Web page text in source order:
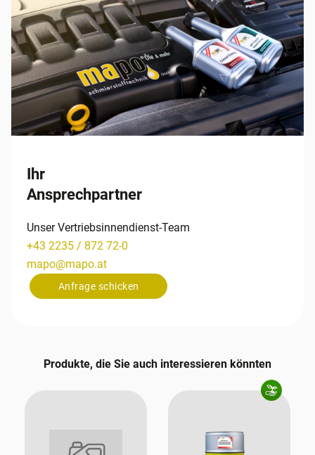
Ihr
Ansprechpartner
Unser Vertriebsinnendienst-Team
+43 2235 / 872 72-0
mapo@mapo.at
Anfrage schicken
Produkte, die Sie auch interessieren könnten